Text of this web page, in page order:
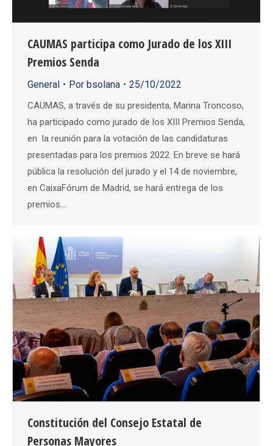
CAUMAS participa como Jurado de los XIII
Premios Senda
General Por bsolana 25/10/2022
CAUMAS, a través de su presidenta, Marina Troncoso,
ha participado como jurado de los XIII Premios Senda,
en la reunión para la votación de las candidaturas
presentadas para los premios 2022. En breve se hará
pública la resolución del jurado y el 14 de noviembre,
en CaixaFórum de Madrid, se hará entrega de los
premios…
Constitución del Consejo Estatal de
Personas Mayores